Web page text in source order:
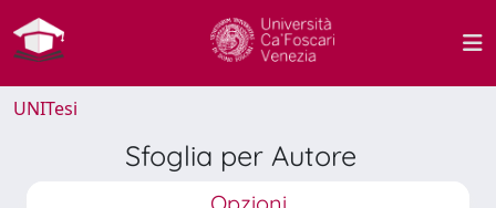
UNITesi
Sfoglia per Autore